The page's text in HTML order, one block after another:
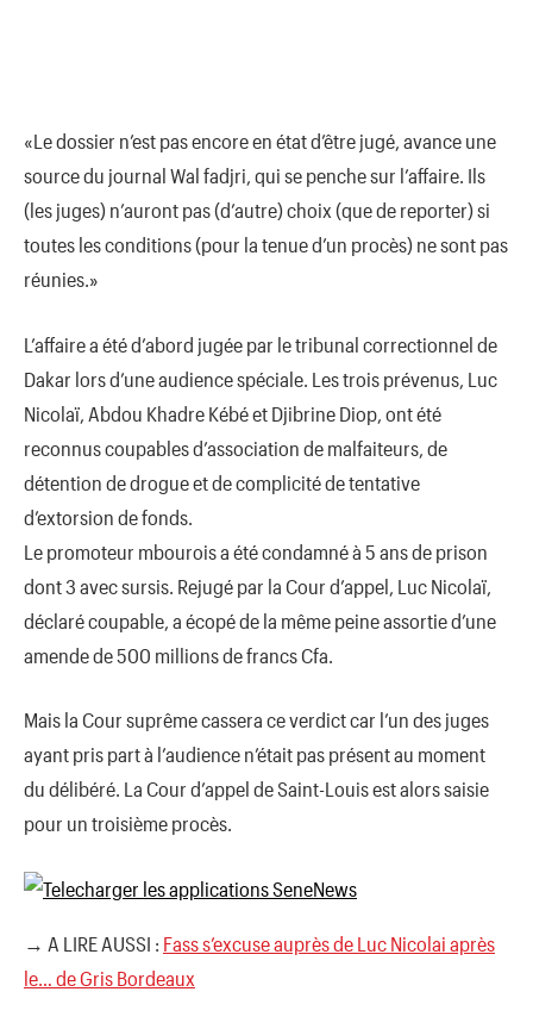
«Le dossier n’est pas encore en état d’être jugé, avance une
source du journal Wal fadjri, qui se penche sur l’affaire. Ils
(les juges) n’auront pas (d’autre) choix (que de reporter) si
toutes les conditions (pour la tenue d’un procès) ne sont pas
réunies.»
L’affaire a été d’abord jugée par le tribunal correctionnel de
Dakar lors d’une audience spéciale. Les trois prévenus, Luc
Nicolaï, Abdou Khadre Kébé et Djibrine Diop, ont été
reconnus coupables d’association de malfaiteurs, de
détention de drogue et de complicité de tentative
d’extorsion de fonds.
Le promoteur mbourois a été condamné à 5 ans de prison
dont 3 avec sursis. Rejugé par la Cour d’appel, Luc Nicolaï,
déclaré coupable, a écopé de la même peine assortie d’une
amende de 500 millions de francs Cfa.
Mais la Cour suprême cassera ce verdict car l’un des juges
ayant pris part à l’audience n’était pas présent au moment
du délibéré. La Cour d’appel de Saint-Louis est alors saisie
pour un troisième procès.
→ A LIRE AUSSI : Fass s’excuse auprès de Luc Nicolai après
le… de Gris Bordeaux